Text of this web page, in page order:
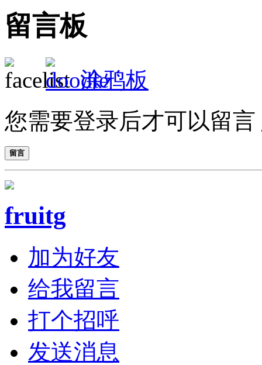
留言板
涂鸦板
您需要登录后才可以留言
留言
fruitg
加为好友
给我留言
打个招呼
发送消息